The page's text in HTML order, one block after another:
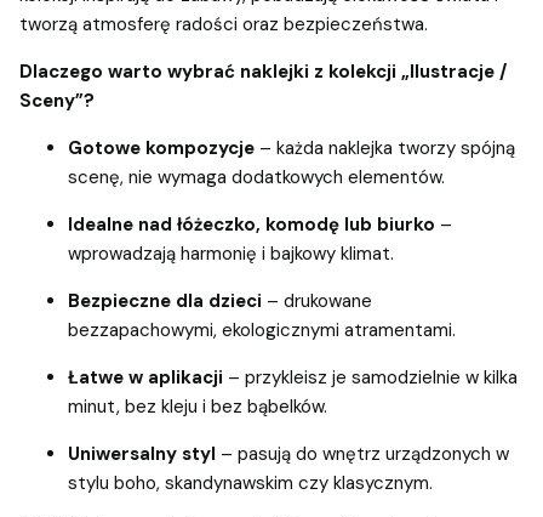
tworzą atmosferę radości oraz bezpieczeństwa.
Dlaczego warto wybrać naklejki z kolekcji „Ilustracje /
Sceny”?
Gotowe kompozycje – każda naklejka tworzy spójną
scenę, nie wymaga dodatkowych elementów.
Idealne nad łóżeczko, komodę lub biurko –
wprowadzają harmonię i bajkowy klimat.
Bezpieczne dla dzieci – drukowane
bezzapachowymi, ekologicznymi atramentami.
Łatwe w aplikacji – przykleisz je samodzielnie w kilka
minut, bez kleju i bez bąbelków.
Uniwersalny styl – pasują do wnętrz urządzonych w
stylu boho, skandynawskim czy klasycznym.